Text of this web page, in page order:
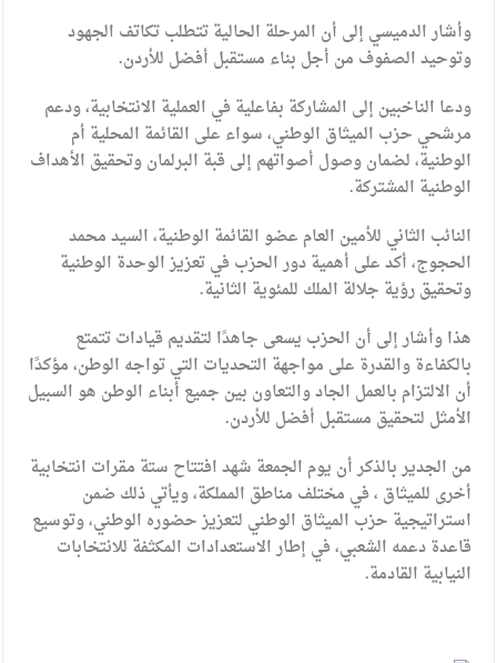
وأشار الدميسي إلى أن المرحلة الحالية تتطلب تكاتف الجهود
وتوحيد الصفوف من أجل بناء مستقبل أفضل للأردن.
ودعا الناخبين إلى المشاركة بفاعلية في العملية الانتخابية، ودعم
مرشحي حزب الميثاق الوطني، سواء على القائمة المحلية أم
الوطنية، لضمان وصول أصواتهم إلى قبة البرلمان وتحقيق الأهداف
الوطنية المشتركة.
النائب الثاني للأمين العام عضو القائمة الوطنية، السيد محمد
الحجوج، أكد على أهمية دور الحزب في تعزيز الوحدة الوطنية
وتحقيق رؤية جلالة الملك للمئوية الثانية.
هذا وأشار إلى أن الحزب يسعى جاهدًا لتقديم قيادات تتمتع
بالكفاءة والقدرة على مواجهة التحديات التي تواجه الوطن، مؤكدًا
أن الالتزام بالعمل الجاد والتعاون بين جميع أبناء الوطن هو السبيل
الأمثل لتحقيق مستقبل أفضل للأردن.
من الجدير بالذكر أن يوم الجمعة شهد افتتاح ستة مقرات انتخابية
أخرى للميثاق ، في مختلف مناطق المملكة، ويأتي ذلك ضمن
استراتيجية حزب الميثاق الوطني لتعزيز حضوره الوطني، وتوسيع
قاعدة دعمه الشعبي، في إطار الاستعدادات المكثفة للانتخابات
النيابية القادمة.